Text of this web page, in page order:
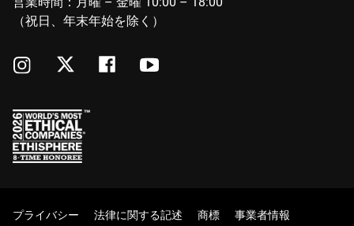
（祝日、年末年始を除く）
プライバシー 法律に関する記述 商標 事業者情報